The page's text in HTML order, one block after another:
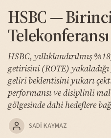
HSBC —
HSBC, yıllıklandırılmış
getirisini (ROTE)
geliri beklentisini yukarı
performansı ve disiplinli
gölgesinde dahi hedeflere
SADI KAYMAZ